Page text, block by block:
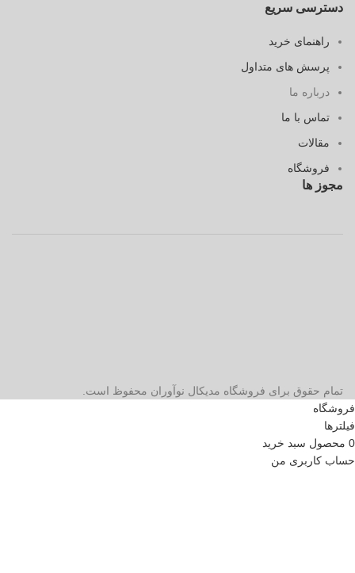
دسترسی سریع
راهنمای خرید
پرسش های متداول
درباره ما
تماس با ما
مقالات
فروشگاه
مجوز ها
تمام حقوق برای فروشگاه مدیکال نوآوران محفوظ است.
فروشگاه
فیلترها
0 محصول سبد خرید
حساب کاربری من